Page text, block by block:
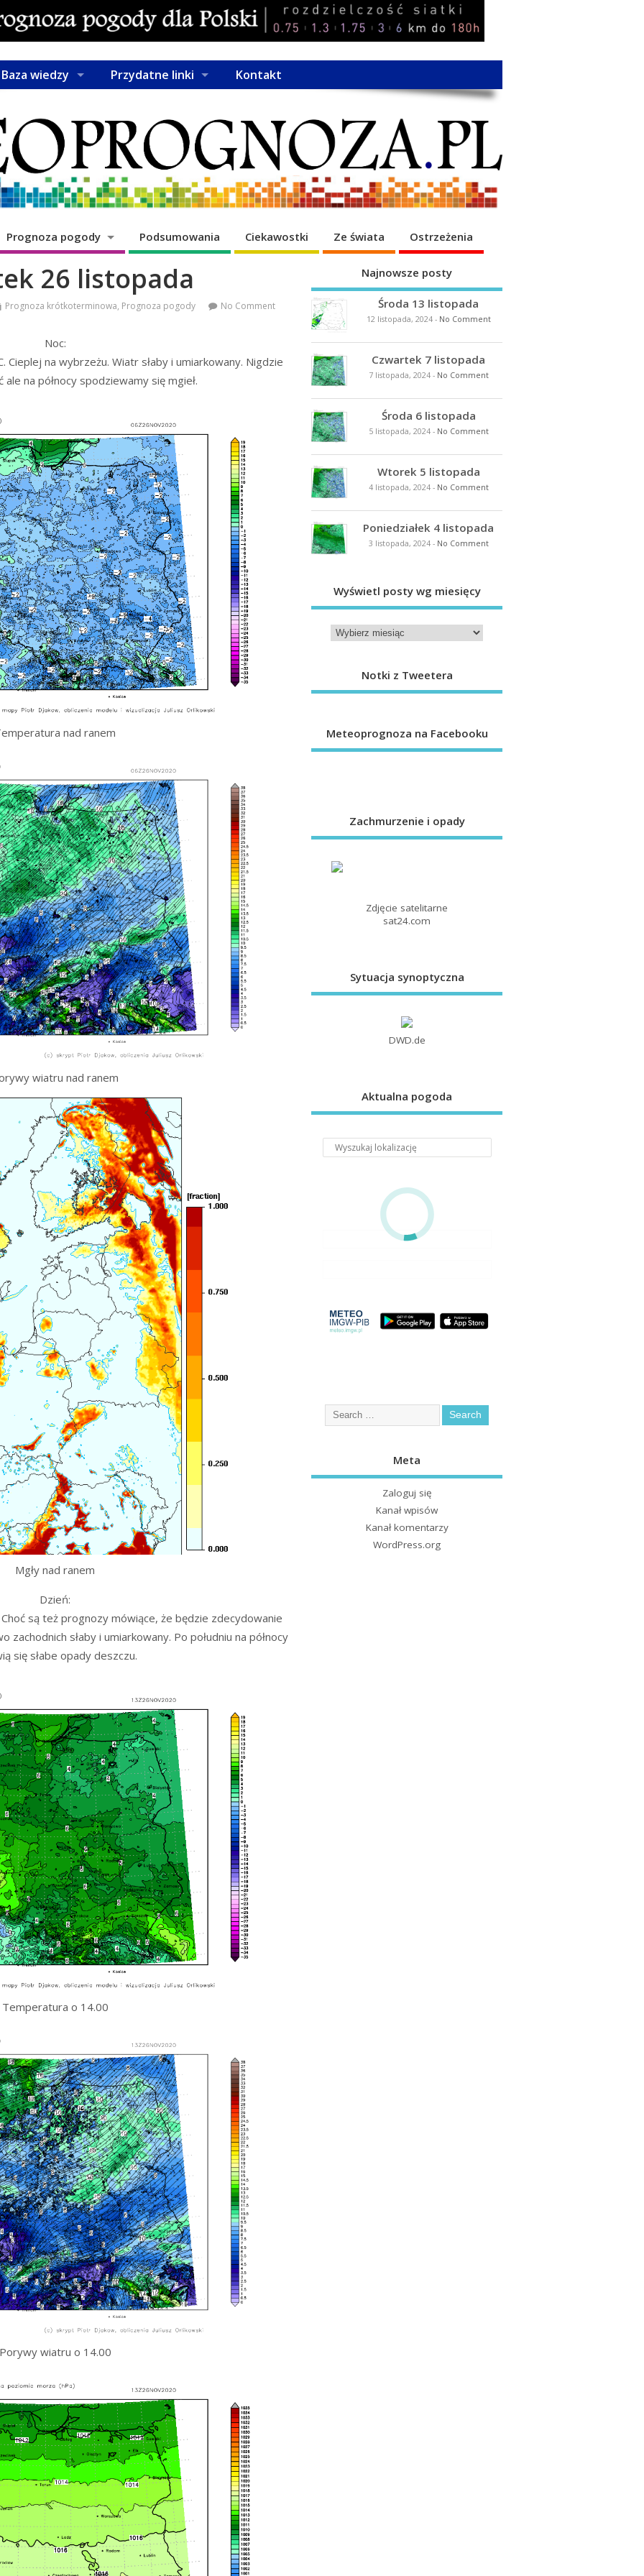
Baza wiedzy Przydatne linki Kontakt
Prognoza pogody Podsumowania Ciekawostki Ze świata Ostrzeżenia
26 listopada
Prognoza krótkoterminowa, Prognoza pogody No Comment
Noc:
na wybrzeżu. Wiatr słaby i umiarkowany. Nigdzie
ale na północy spodziewamy się mgieł.
nad ranem
wiatru nad ranem
Mgły nad ranem
Dzień:
są też prognozy mówiące, że będzie zdecydowanie
zachodnich słaby i umiarkowany. Po południu na północy
się słabe opady deszczu.
Temperatura o 14.00
wiatru o 14.00
Najnowsze posty
Środa 13 listopada
12 listopada, 2024- No Comment
Czwartek 7 listopada
7 listopada, 2024- No Comment
Środa 6 listopada
5 listopada, 2024- No Comment
Wtorek 5 listopada
4 listopada, 2024- No Comment
Poniedziałek 4 listopada
3 listopada, 2024- No Comment
Wyświetl posty wg miesięcy
Notki z Tweetera
Meteoprognoza na Facebooku
Zachmurzenie i opady
Zdjęcie satelitarne
sat24.com
Sytuacja synoptyczna
DWD.de
Aktualna pogoda
Meta
Zaloguj się
Kanał wpisów
Kanał komentarzy
WordPress.org